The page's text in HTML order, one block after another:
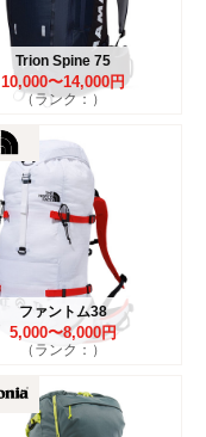
Trion Spine 75
10,000〜14,000円
（ランク：）
ファントム38
5,000〜8,000円
（ランク：）